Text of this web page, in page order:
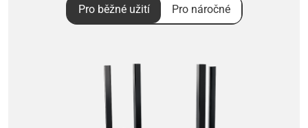
Pro běžné užití Pro náročné